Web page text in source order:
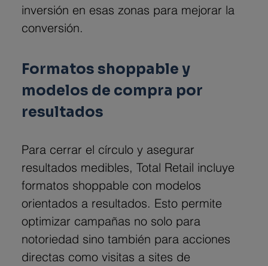
inversión en esas zonas para mejorar la
conversión.
Formatos shoppable y
modelos de compra por
resultados
Para cerrar el círculo y asegurar
resultados medibles, Total Retail incluye
formatos shoppable con modelos
orientados a resultados. Esto permite
optimizar campañas no solo para
notoriedad sino también para acciones
directas como visitas a sites de